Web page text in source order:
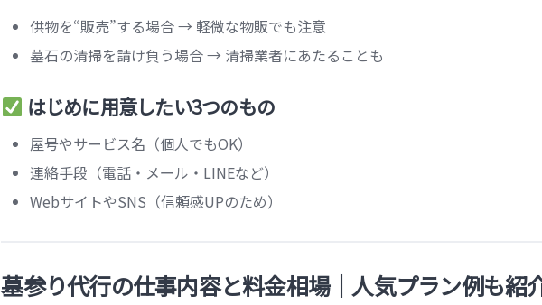
供物を“販売”する場合 → 軽微な物販でも注意
墓石の清掃を請け負う場合 → 清掃業者にあたることも
はじめに用意したい3つのもの
屋号やサービス名（個人でもOK）
連絡手段（電話・メール・LINEなど）
WebサイトやSNS（信頼感UPのため）
墓参り代行の仕事内容と料金相場｜人気プラン例も紹